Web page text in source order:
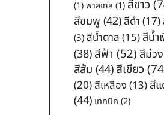
(1)พาสเทล (1) สีขาว
สีชมพู (42)สีดำ(17)
(3)สีน้ำตาล(15)สีน้ำ
(38)สีฟ้า (52)สีม่วง
สีส้ม (44)สีเขียว
(20)สีเหลือง(13)สี
(44) เทคนิค (2)